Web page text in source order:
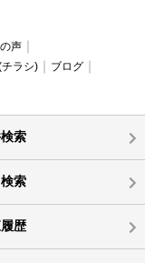
声
ラシ)
ブログ
索
索
歴